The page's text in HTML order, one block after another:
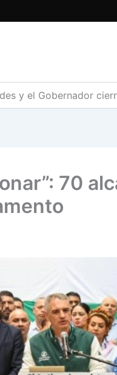
y el Gobernador
70